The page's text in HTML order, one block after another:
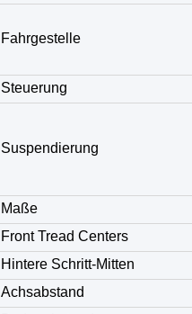
Fahrgestelle
Steuerung
Suspendierung
Maße
Front Tread Centers
Hintere Schritt-Mitten
Achsabstand